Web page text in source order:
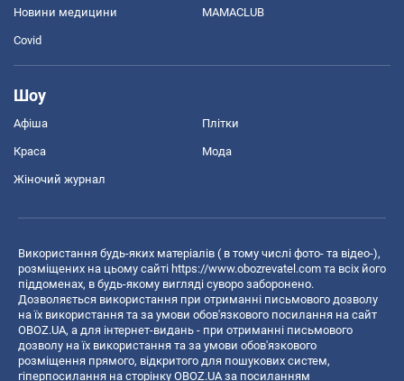
Новини медицини MAMACLUB
Covid
Шоу
Афіша Плітки
Краса Мода
Жіночий журнал
Використання будь-яких матеріалів ( в тому числі фото- та відео-),
розміщених на цьому сайті https://www.obozrevatel.com та всіх його
піддоменах, в будь-якому вигляді суворо заборонено.
Дозволяється використання при отриманні письмового дозволу
на їх використання та за умови обов'язкового посилання на сайт
OBOZ.UA, а для інтернет-видань - при отриманні письмового
дозволу на їх використання та за умови обов'язкового
розміщення прямого, відкритого для пошукових систем,
гіперпосилання на сторінку OBOZ.UA за посиланням